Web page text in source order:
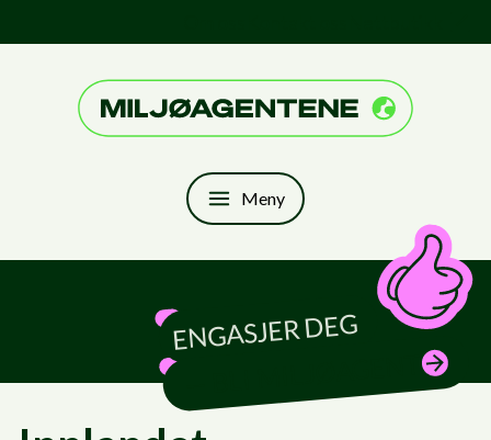
Til forsiden
Meny
ENGASJER DEG
— BLI MILJØAGENT